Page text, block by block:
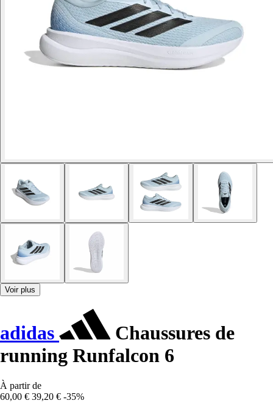
Voir plus
adidas
Chaussures de
running Runfalcon 6
À partir de
60,00 € 39,20 € -35%